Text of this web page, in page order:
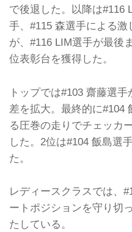
で後退した。以降は#116
手、#115 森選手による
が、#116 LIM選手が最後
位表彰台を獲得した。
トップでは#103 齋藤選
差を拡大。最終的に#104
る圧巻の走りでチェッカ
した。2位は#104 飯島選
た。
レディースクラスでは、
ートポジションを守り切
たしている。